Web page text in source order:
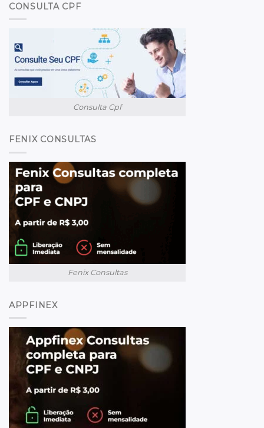
CONSULTA CPF
Consulta Cpf
FENIX CONSULTAS
Fenix Consultas
APPFINEX